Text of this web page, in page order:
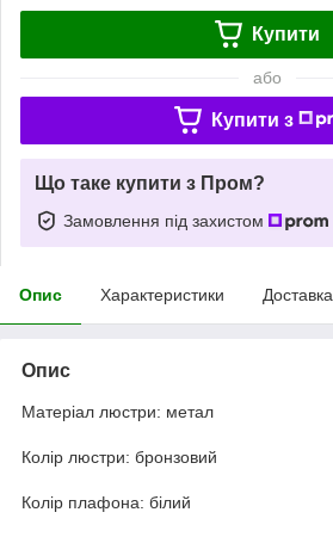
Купити
або
Купити з
Що таке купити з Пром?
Замовлення під захистом
Опис Характеристики Доставка
Опис
Матеріал люстри: метал
Колір люстри: бронзовий
Колір плафона: білий